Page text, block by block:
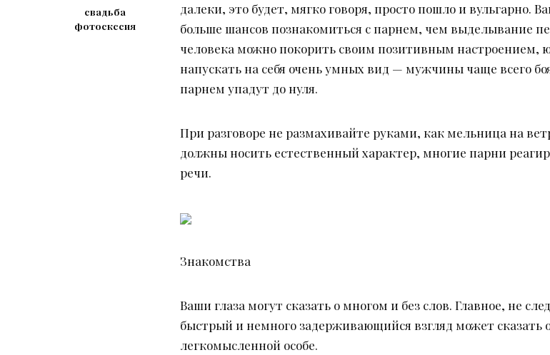
свадьба
фотоскссия
далеки, это будет, мягко говоря, просто пошло и вульгарно.
больше шансов познакомиться с парнем, чем выделывание
человека можно покорить своим позитивным настроением,
напускать на себя очень умных вид — мужчины чаще всего
парнем упадут до нуля.
При разговоре не размахивайте руками, как мельница на
должны носить естественный характер, многие парни
речи.
Знакомства
Ваши глаза могут сказать о многом и без слов. Главное, не
быстрый и немного задерживающийся взгляд может
легкомысленной особе.